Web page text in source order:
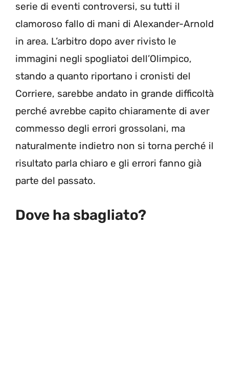
serie di eventi controversi, su tutti il
clamoroso fallo di mani di Alexander-Arnold
in area. L’arbitro dopo aver rivisto le
immagini negli spogliatoi dell’Olimpico,
stando a quanto riportano i cronisti del
Corriere, sarebbe andato in grande difficoltà
perché avrebbe capito chiaramente di aver
commesso degli errori grossolani, ma
naturalmente indietro non si torna perché il
risultato parla chiaro e gli errori fanno già
parte del passato.
Dove ha sbagliato?